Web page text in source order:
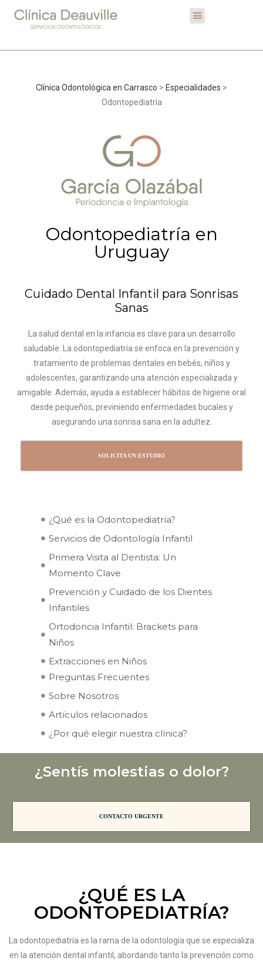
Clínica Odontológica en Carrasco > Especialidades >
Odontopediatría
Odontopediatría en
Uruguay
Cuidado Dental Infantil para Sonrisas
Sanas
La salud dental en la infancia es clave para un desarrollo
saludable. La odontopediatría se enfoca en la prevención y
tratamiento de problemas dentales en bebés, niños y
adolescentes, garantizando una atención especializada y
amigable. Además, ayuda a establecer hábitos de higiene oral
desde pequeños, previniendo enfermedades bucales y
asegurando una sonrisa sana en la adultez.
SOLICITA UN ESTUDIO
¿Qué es la Odontopediatría?
Servicios de Odontología Infantil
Primera Visita al Dentista: Un
Momento Clave
Prevención y Cuidado de los Dientes
Infantiles
Ortodoncia Infantil: Brackets para
Niños
Extracciones en Niños
Preguntas Frecuentes
Sobre Nosotros
Artículos relacionados
¿Por qué elegir nuestra clínica?
¿Sentís molestias o dolor?
CONTACTO URGENTE
¿QUÉ ES LA
ODONTOPEDIATRÍA?
La odontopediatría es la rama de la odontología que se especializa
en la atención dental infantil, abordando tanto la prevención como